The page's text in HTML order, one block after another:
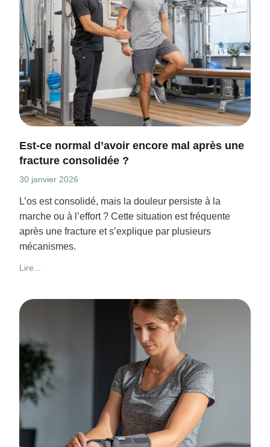
Est-ce normal d’avoir encore mal après une
fracture consolidée ?
30 janvier 2026
L’os est consolidé, mais la douleur persiste à la
marche ou à l’effort ? Cette situation est fréquente
après une fracture et s’explique par plusieurs
mécanismes.
Lire...